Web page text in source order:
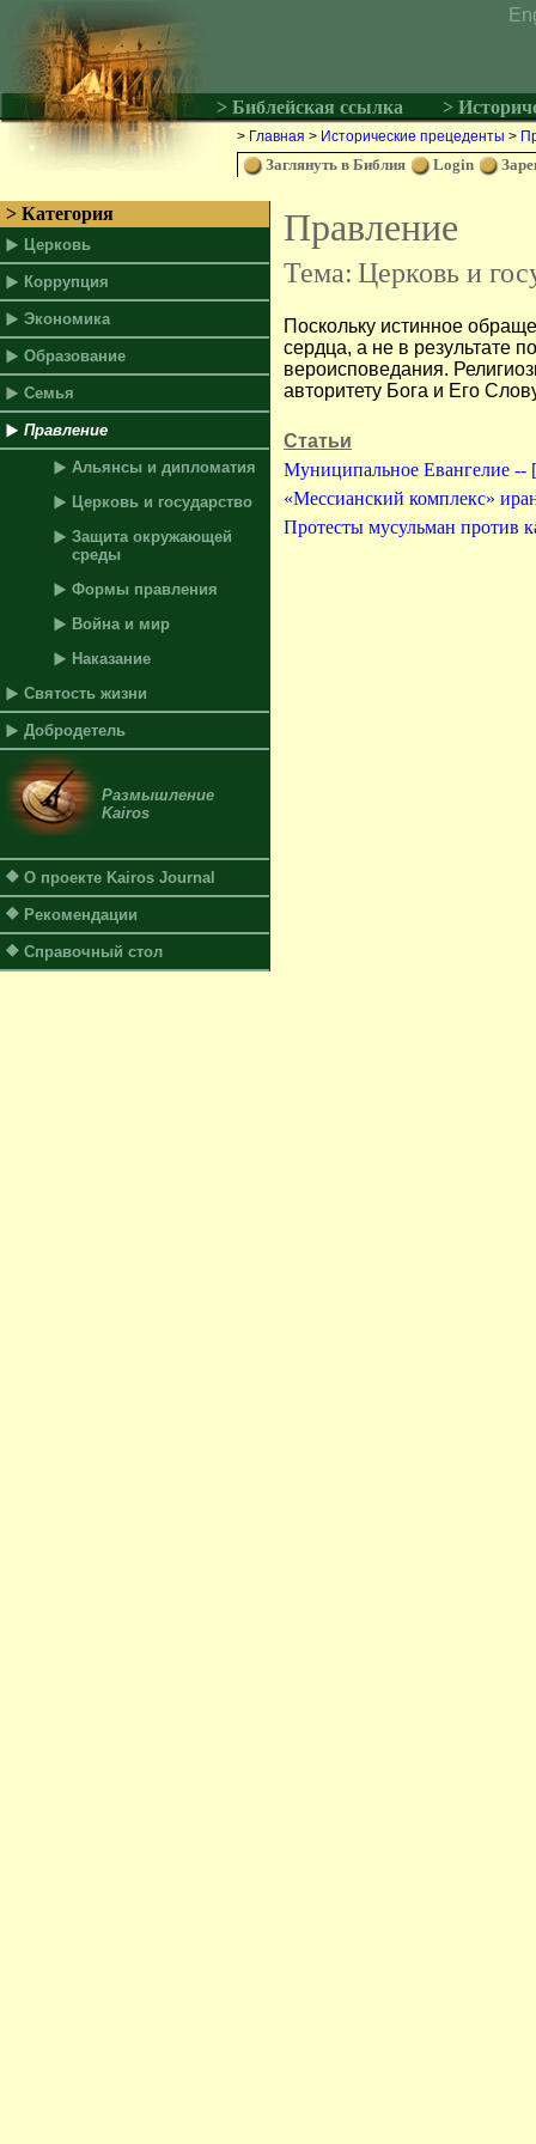
> Библейская ссылка >
> Главная > Исторические прецеденты >
Заглянуть в Библия Login
> Категория
Церковь
Коррупция
Экономика
Образование
Семья
Правление
Альянсы и дипломатия
Церковь и государство
Защита окружающей
среды
Формы правления
Война и мир
Наказание
Святость жизни
Добродетель
Размышление
Kairos
О проекте Kairos Journal
Рекомендации
Справочный стол
Правление
Тема: Церковь и
Поскольку истинное
сердца, а не в результате
вероисповедания.
авторитету Бога и Его
Статьи
Муниципальное Евангелие --
«Мессианский комплекс»
Протесты мусульман против